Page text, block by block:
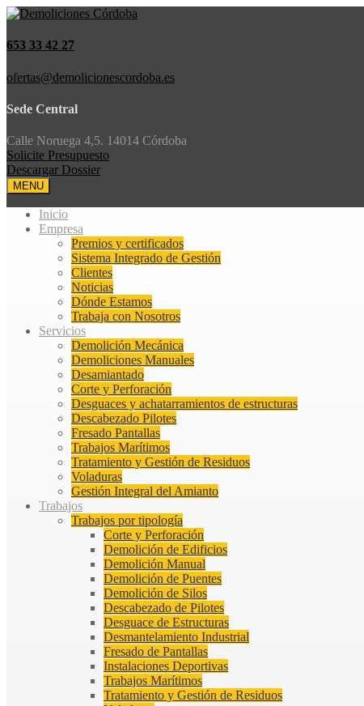
653 33 42 27
ofertas@demolicionescordoba.es
Sede Central
Calle Noruega 4,5. 14014 Córdoba
Solicite Presupuesto
Descargar Dossier
MENU
Inicio
Empresa
Premios y certificados
Sistema Integrado de Gestión
Clientes
Noticias
Dónde Estamos
Trabaja con Nosotros
Servicios
Demolición Mecánica
Demoliciones Manuales
Desamiantado
Corte y Perforación
Desguaces y achatarramientos de estructuras
Descabezado Pilotes
Fresado Pantallas
Trabajos Marítimos
Tratamiento y Gestión de Residuos
Voladuras
Gestión Integral del Amianto
Trabajos
Trabajos por tipología
Corte y Perforación
Demolición de Edificios
Demolición Manual
Demolición de Puentes
Demolición de Silos
Descabezado de Pilotes
Desguace de Estructuras
Desmantelamiento Industrial
Fresado de Pantallas
Instalaciones Deportivas
Trabajos Marítimos
Tratamiento y Gestión de Residuos